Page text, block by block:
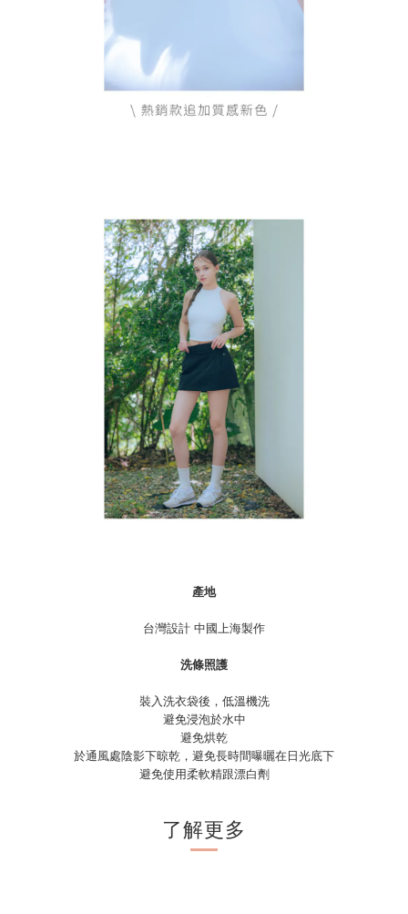
產地
台灣設計 中國上海製作
洗條照護
裝入洗衣袋後，低溫機洗
避免浸泡於水中
避免烘乾
於通風處陰影下晾乾，避免長時間曝曬在日光底下
避免使用柔軟精跟漂白劑
了解更多